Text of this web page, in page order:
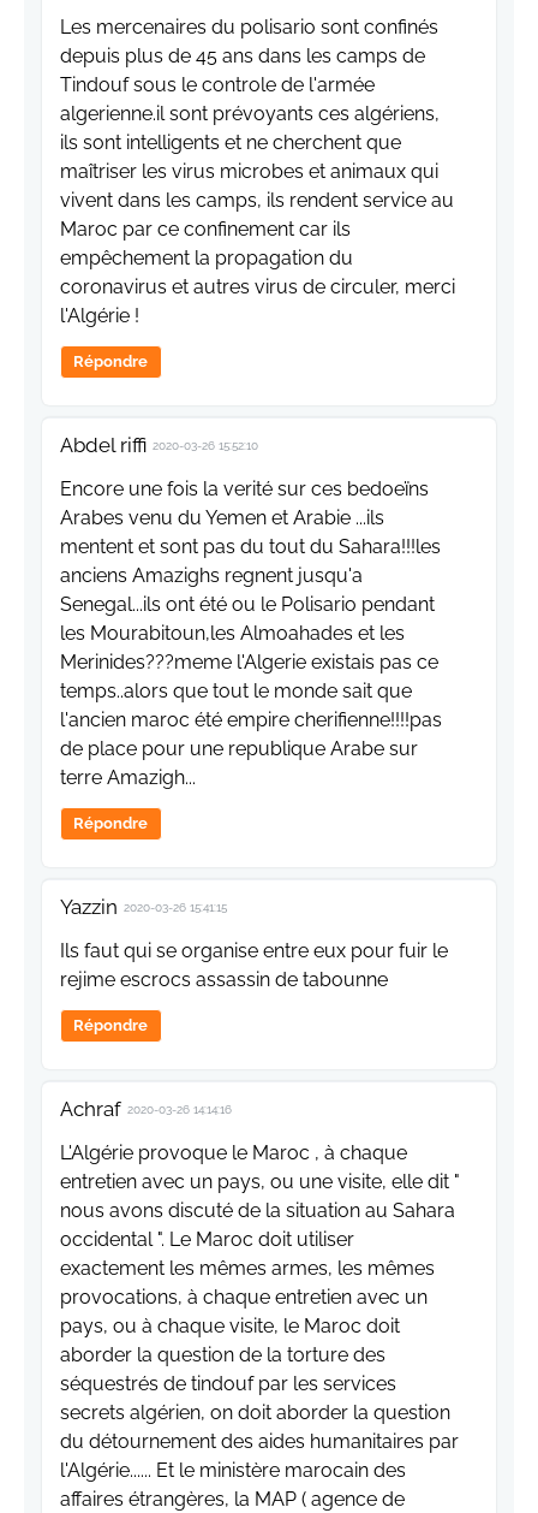
Les mercenaires du polisario sont confinés
depuis plus de 45 ans dans les camps de
Tindouf sous le controle de l'armée
algerienne.il sont prévoyants ces algériens,
ils sont intelligents et ne cherchent que
maîtriser les virus microbes et animaux qui
vivent dans les camps, ils rendent service au
Maroc par ce confinement car ils
empêchement la propagation du
coronavirus et autres virus de circuler, merci
l'Algérie !
Répondre
Abdel riffi 2020-03-26 15:52:10
Encore une fois la verité sur ces bedoeïns
Arabes venu du Yemen et Arabie ...ils
mentent et sont pas du tout du Sahara!!!les
anciens Amazighs regnent jusqu'a
Senegal...ils ont été ou le Polisario pendant
les Mourabitoun,les Almoahades et les
Merinides???meme l'Algerie existais pas ce
temps..alors que tout le monde sait que
l'ancien maroc été empire cherifienne!!!!pas
de place pour une republique Arabe sur
terre Amazigh...
Répondre
Yazzin 2020-03-26 15:41:15
Ils faut qui se organise entre eux pour fuir le
rejime escrocs assassin de tabounne
Répondre
Achraf 2020-03-26 14:14:16
L'Algérie provoque le Maroc , à chaque
entretien avec un pays, ou une visite, elle dit "
nous avons discuté de la situation au Sahara
occidental ". Le Maroc doit utiliser
exactement les mêmes armes, les mêmes
provocations, à chaque entretien avec un
pays, ou à chaque visite, le Maroc doit
aborder la question de la torture des
séquestrés de tindouf par les services
secrets algérien, on doit aborder la question
du détournement des aides humanitaires par
l'Algérie...... Et le ministère marocain des
affaires étrangères, la MAP ( agence de